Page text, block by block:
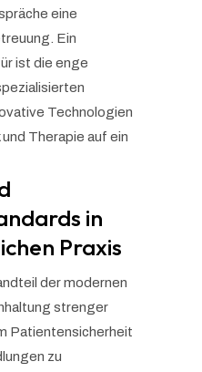
eine
Ein
ist die enge
Technologien
Therapie auf ein
in
Praxis
der modernen
strenger
Patientensicherheit
zu